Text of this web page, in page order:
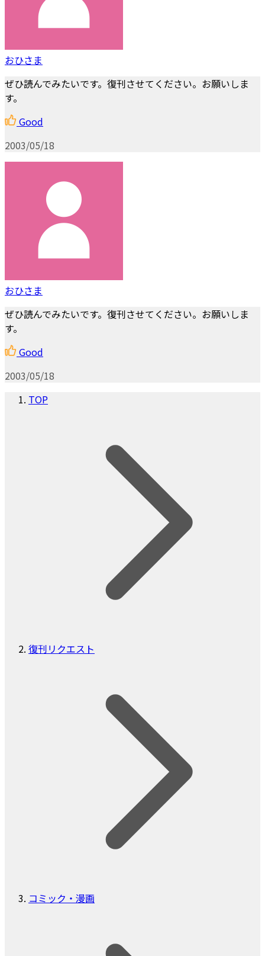
おひさま
ぜひ読んでみたいです。復刊させてください。お願いしま
す。
Good
2003/05/18
おひさま
ぜひ読んでみたいです。復刊させてください。お願いしま
す。
Good
2003/05/18
TOP
復刊リクエスト
コミック・漫画